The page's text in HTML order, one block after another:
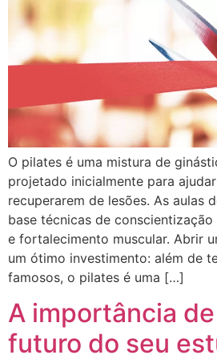
O pilates é uma mistura de
projetado inicialmente para
recuperarem de lesões. As aulas
base técnicas de
e fortalecimento muscular. Abrir
um ótimo investimento: além de
famosos, o pilates é uma […]
A importância
futuro do seu